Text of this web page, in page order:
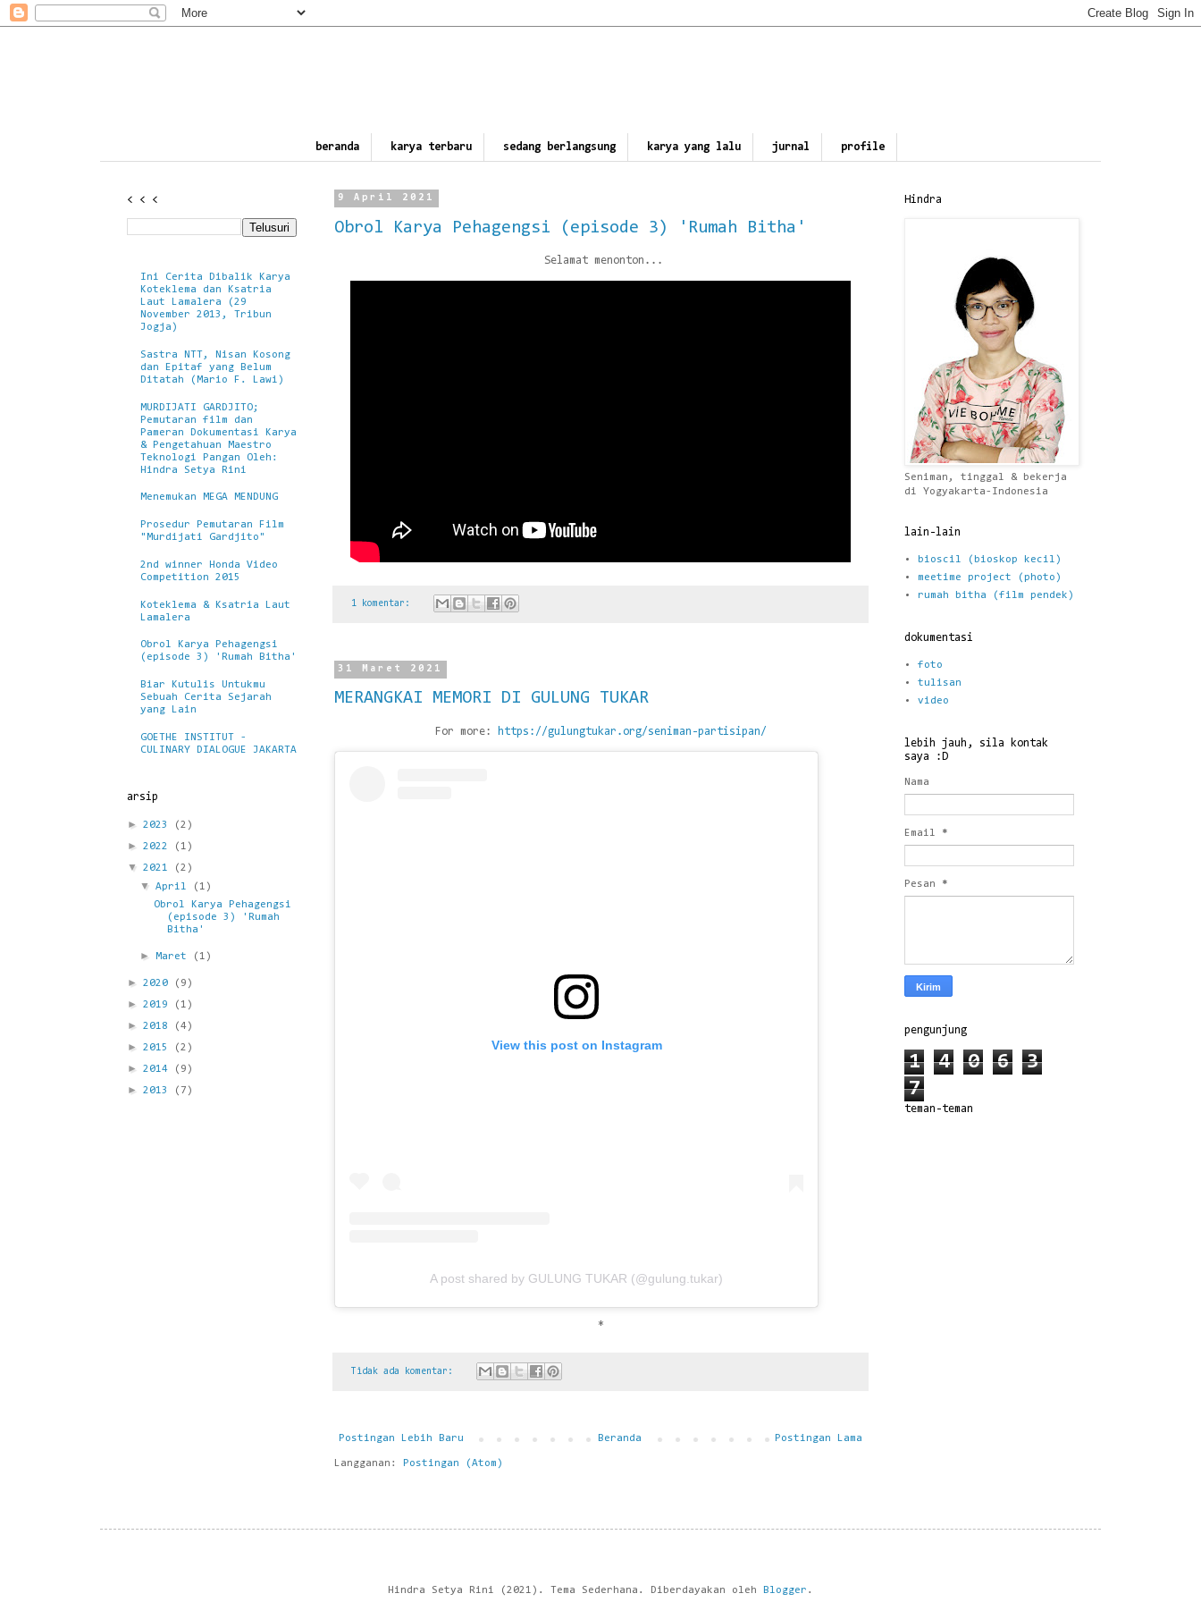
beranda karya terbaru sedang berlangsung karya yang lalu jurnal profile
9 April 2021
Obrol Karya Pehagengsi (episode 3) 'Rumah Bitha'
Selamat menonton...
1 komentar:
31 Maret 2021
MERANGKAI MEMORI DI GULUNG TUKAR
For more: https://gulungtukar.org/seniman-partisipan/
View this post on Instagram
A post shared by GULUNG TUKAR (@gulung.tukar)
*
Tidak ada komentar:
Postingan Lebih Baru Postingan Lama
Beranda
Langganan: Postingan (Atom)
< < <
Ini Cerita Dibalik Karya
Koteklema dan Ksatria
Laut Lamalera (29
November 2013, Tribun
Jogja)
Sastra NTT, Nisan Kosong
dan Epitaf yang Belum
Ditatah (Mario F. Lawi)
MURDIJATI GARDJITO;
Pemutaran film dan
Pameran Dokumentasi Karya
& Pengetahuan Maestro
Teknologi Pangan Oleh:
Hindra Setya Rini
Menemukan MEGA MENDUNG
Prosedur Pemutaran Film
"Murdijati Gardjito"
2nd winner Honda Video
Competition 2015
Koteklema & Ksatria Laut
Lamalera
Obrol Karya Pehagengsi
(episode 3) 'Rumah Bitha'
Biar Kutulis Untukmu
Sebuah Cerita Sejarah
yang Lain
GOETHE INSTITUT -
CULINARY DIALOGUE JAKARTA
arsip
► 2023 (2)
► 2022 (1)
▼ 2021 (2)
▼April
(1)
Obrol Karya Pehagengsi
(episode 3) 'Rumah
Bitha'
►Maret (1)
► 2020 (9)
► 2019 (1)
► 2018 (4)
► 2015 (2)
► 2014 (9)
► 2013 (7)
Hindra
Seniman, tinggal & bekerja
di Yogyakarta-Indonesia
lain-lain
bioscil (bioskop kecil)
meetime project (photo)
rumah bitha (film pendek)
dokumentasi
foto
tulisan
video
lebih jauh, sila kontak
saya :D
Nama
Email *
Pesan *
pengunjung
1 4 0 6
3
7
teman-teman
Hindra Setya Rini (2021). Tema Sederhana. Diberdayakan oleh Blogger .